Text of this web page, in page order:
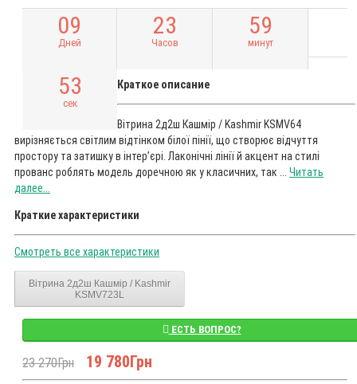
09
Дней
23
Часов
59
минут
52
сек
Краткое описание
Вітрина 2д2ш Кашмір / Kashmir KSMV64
вирізняється світлим відтінком білої пінії, що створює відчуття
простору та затишку в інтер’єрі. Лаконічні лінії й акцент на стилі
прованс роблять модель доречною як у класичних, так ... Читать
далее...
Краткие характеристики
Смотреть все характеристики
Вітрина 2д2ш Кашмір / Kashmir
KSMV723L
ЕСТЬ ВОПРОС?
23 270Грн 19 780Грн